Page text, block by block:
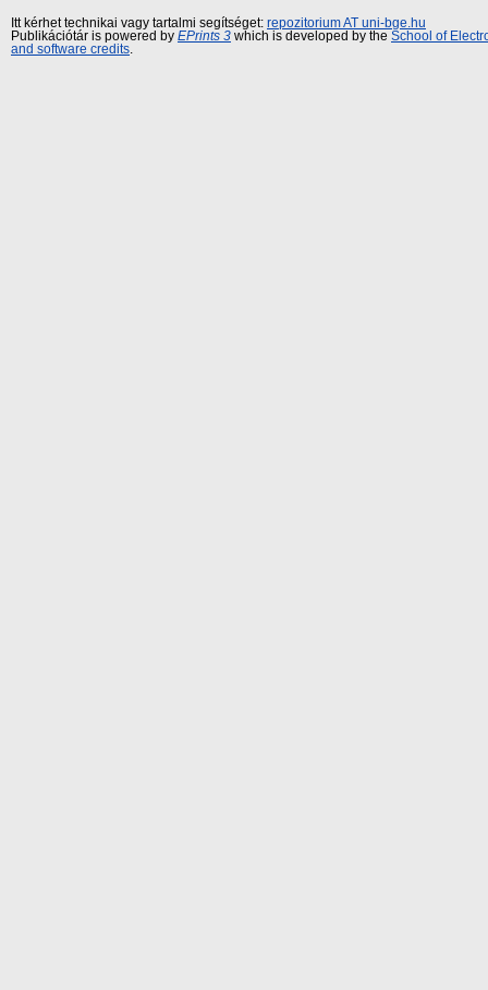
Itt kérhet technikai vagy tartalmi segítséget: repozitorium AT uni-bge.hu
Publikációtár is powered by EPrints 3 which is developed by the School of
and software credits